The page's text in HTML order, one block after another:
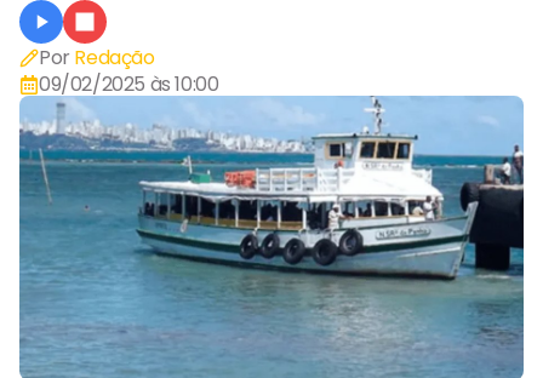
Por Redação
09/02/2025 às 10:00